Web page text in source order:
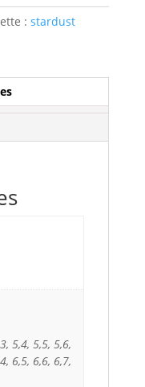
: stardust
5,4, 5,5, 5,6,
6,5, 6,6, 6,7,